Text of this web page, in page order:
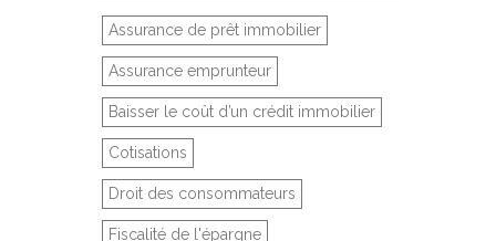
Assurance de prêt immobilier
Assurance emprunteur
Baisser le coût d’un crédit immobilier
Cotisations
Droit des consommateurs
Fiscalité de l'épargne